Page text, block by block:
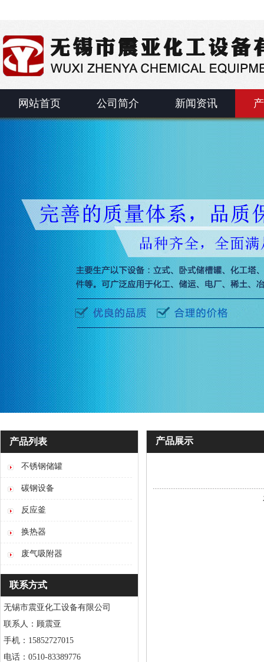
网站首页 公司简介 新闻资讯
产品列表
不锈钢储罐
碳钢设备
反应釜
换热器
废气吸附器
联系方式
无锡市震亚化工设备有限公司
联系人：顾震亚
手机：15852727015
电话：0510-83389776
产品展示